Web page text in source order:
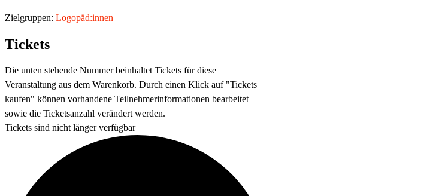
Zielgruppen: Logopäd:innen
Tickets
Die unten stehende Nummer beinhaltet Tickets für diese
Veranstaltung aus dem Warenkorb. Durch einen Klick auf "Tickets
kaufen" können vorhandene Teilnehmerinformationen bearbeitet
sowie die Ticketsanzahl verändert werden.
Tickets sind nicht länger verfügbar